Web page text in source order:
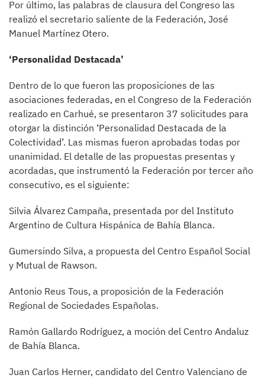
Por último, las palabras de clausura del Congreso las
realizó el secretario saliente de la Federación, José
Manuel Martínez Otero.
‘Personalidad Destacada’
Dentro de lo que fueron las proposiciones de las
asociaciones federadas, en el Congreso de la Federación
realizado en Carhué, se presentaron 37 solicitudes para
otorgar la distinción ‘Personalidad Destacada de la
Colectividad’. Las mismas fueron aprobadas todas por
unanimidad. El detalle de las propuestas presentas y
acordadas, que instrumentó la Federación por tercer año
consecutivo, es el siguiente:
Silvia Álvarez Campaña, presentada por del Instituto
Argentino de Cultura Hispánica de Bahía Blanca.
Gumersindo Silva, a propuesta del Centro Español Social
y Mutual de Rawson.
Antonio Reus Tous, a proposición de la Federación
Regional de Sociedades Españolas.
Ramón Gallardo Rodríguez, a moción del Centro Andaluz
de Bahía Blanca.
Juan Carlos Herner, candidato del Centro Valenciano de